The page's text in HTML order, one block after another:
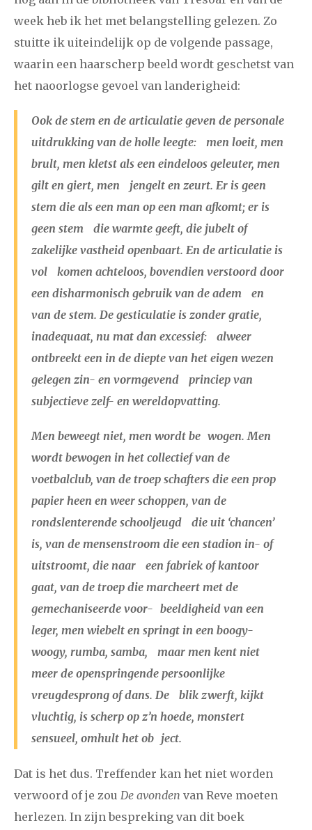
week heb ik het met belangstelling gelezen. Zo
stuitte ik uiteindelijk op de volgende passage,
waarin een haarscherp beeld wordt geschetst van
het naoorlogse gevoel van landerigheid:
Ook de stem en de articulatie geven de personale
uitdrukking van de holle leegte: men loeit, men
brult, men kletst als een eindeloos geleuter, men
gilt en giert, men jengelt en zeurt. Er is geen
stem die als een man op een man afkomt; er is
geen stem die warmte geeft, die jubelt of
zakelijke vastheid openbaart. En de articulatie is
vol komen achteloos, bovendien verstoord door
een disharmonisch gebruik van de adem en
van de stem. De gesticulatie is zonder gratie,
inadequaat, nu mat dan excessief: alweer
ontbreekt een in de diepte van het eigen wezen
gelegen zin- en vormgevend princiep van
subjectieve zelf- en wereldopvatting.
Men beweegt niet, men wordt be wogen. Men
wordt bewogen in het collectief van de
voetbalclub, van de troep schafters die een prop
papier heen en weer schoppen, van de
rondslenterende schooljeugd die uit ‘chancen’
is, van de mensenstroom die een stadion in- of
uitstroomt, die naar een fabriek of kantoor
gaat, van de troep die marcheert met de
gemechaniseerde voor- beeldigheid van een
leger, men wiebelt en springt in een boogy-
woogy, rumba, samba, maar men kent niet
meer de openspringende persoonlijke
vreugdesprong of dans. De blik zwerft, kijkt
vluchtig, is scherp op z’n hoede, monstert
sensueel, omhult het ob ject.
Dat is het dus. Treffender kan het niet worden
verwoord of je zou De avonden van Reve moeten
herlezen. In zijn bespreking van dit boek